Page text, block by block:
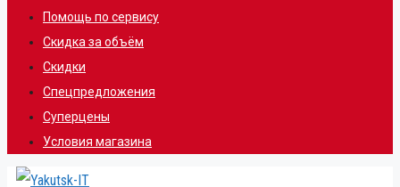
Помощь по сервису
Скидка за объём
Скидки
Спецпредложения
Суперцены
Условия магазина